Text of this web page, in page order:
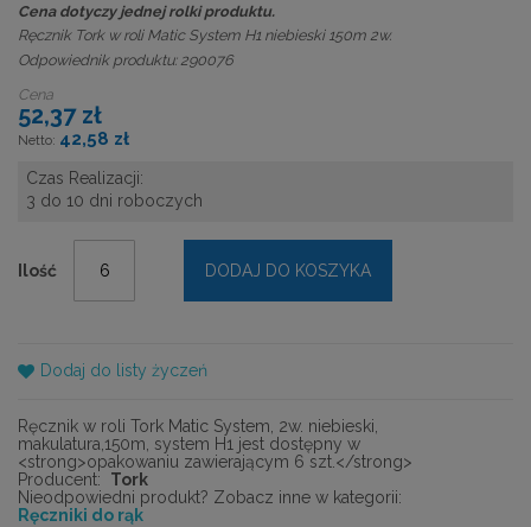
Cena dotyczy jednej rolki produktu.
Ręcznik Tork w roli Matic System H1 niebieski 150m 2w.
Odpowiednik produktu: 290076
Cena
52,37 zł
42,58 zł
Czas Realizacji:
3 do 10 dni roboczych
Ilość DODAJ DO KOSZYKA
Dodaj do listy życzeń
Ręcznik w roli Tork Matic System, 2w. niebieski,
makulatura,150m, system H1 jest dostępny w
<strong>opakowaniu zawierającym 6 szt.</strong>
Producent:
Tork
Nieodpowiedni produkt? Zobacz inne w kategorii:
Ręczniki do rąk